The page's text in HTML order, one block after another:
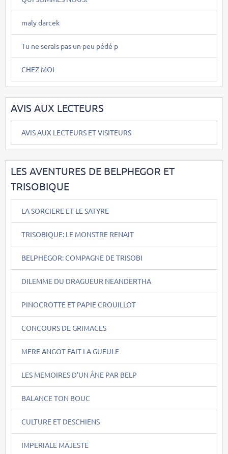
maly darcek
Tu ne serais pas un peu pédé p
CHEZ MOI
AVIS AUX LECTEURS
AVIS AUX LECTEURS ET VISITEURS
LES AVENTURES DE BELPHEGOR ET
TRISOBIQUE
LA SORCIERE ET LE SATYRE
TRISOBIQUE: LE MONSTRE RENAIT
BELPHEGOR: COMPAGNE DE TRISOBI
DILEMME DU DRAGUEUR NEANDERTHA
PINOCROTTE ET PAPIE CROUILLOT
CONCOURS DE GRIMACES
MERE ANGOT FAIT LA GUEULE
LES MEMOIRES D'UN ÂNE PAR BELP
BALANCE TON BOUC
CULTURE ET DESCHIENS
IMPERIALE MAJESTE